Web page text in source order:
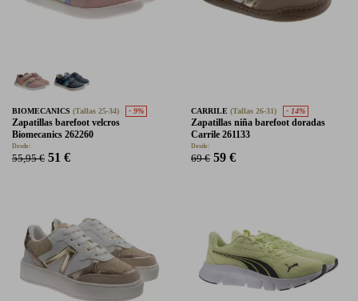
BIOMECANICS (Tallas 25-34) - 9%
Zapatillas barefoot velcros
Biomecanics 262260
Desde:
55,95 € 51 €
CARRILE (Tallas 26-31) - 14%
Zapatillas niña barefoot doradas
Carrile 261133
Desde:
69 € 59 €